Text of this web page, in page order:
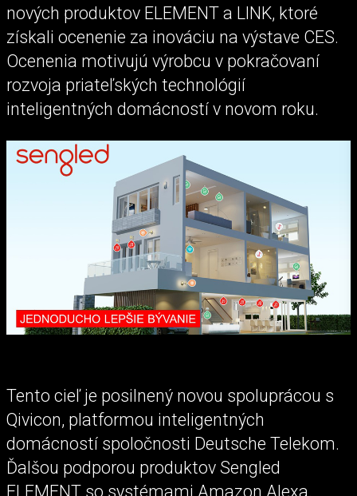
nových produktov ELEMENT a LINK, ktoré
získali ocenenie za inováciu na výstave CES.
Ocenenia motivujú výrobcu v pokračovaní
rozvoja priateľských technológií
inteligentných domácností v novom roku.
Tento cieľ je posilnený novou spoluprácou s
Qivicon, platformou inteligentných
domácností spoločnosti Deutsche Telekom.
Ďalšou podporou produktov Sengled
ELEMENT so systémami Amazon Alexa,